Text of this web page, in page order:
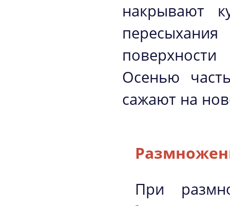
накрывают
Осенью
сажают на
При